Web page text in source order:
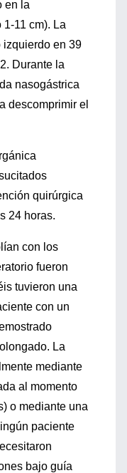
en la
11 cm). La
izquierdo en 39
Durante la
nasogástrica
descomprimir el
quirúrgica
24 horas.
con los
fueron
tuvieron una
con un
La
mediante
al momento
o mediante una
paciente
bajo guía